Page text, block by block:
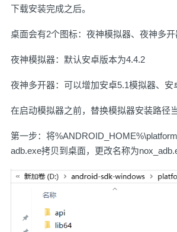
下载安装完成之后。
桌面会有2个图标：夜神模拟器、夜神多开
夜神模拟器：默认安卓版本为4.4.2
夜神多开器：可以增加安卓5.1模拟器、安
在启动模拟器之前，替换模拟器安装路径
第一步：将
adb.exe拷贝到桌面，更改名称为